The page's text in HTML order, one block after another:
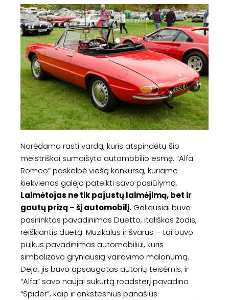
Norėdama rasti vardą, kuris atspindėtų šio
meistriškai sumaišyto automobilio esmę, “Alfa
Romeo” paskelbė viešą konkursą, kuriame
kiekvienas galėjo pateikti savo pasiūlymą.
Laimėtojas ne tik pajustų laimėjimą, bet ir
gautų prizą – šį automobilį. Galiausiai buvo
pasirinktas pavadinimas Duetto, itališkas žodis,
reiškiantis duetą. Muzikalus ir švarus – tai buvo
puikus pavadinimas automobiliui, kuris
simbolizavo gryniausią vairavimo malonumą.
Deja, jis buvo apsaugotas autorių teisėmis, ir
“Alfa” savo naujai sukurtą roadsterį pavadino
“Spider”, kaip ir ankstesnius panašius